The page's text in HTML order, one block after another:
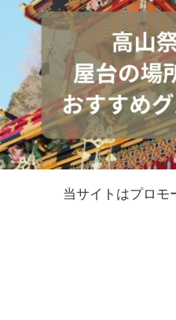
当サイトはプロモ